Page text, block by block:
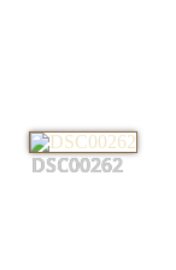
DSC00262